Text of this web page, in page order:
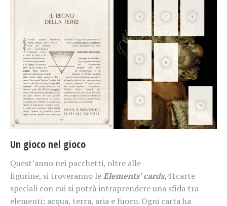
Un gioco nel gioco
Quest’anno nei pacchetti, oltre alle
figurine, si troveranno leElements’ cards,41carte
speciali con cui si potrà intraprendere una sfida tra
elementi: acqua, terra, aria e fuoco. Ogni carta ha